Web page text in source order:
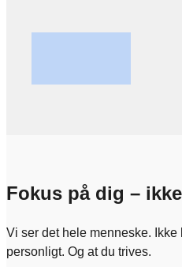
Fokus på dig –
Vi ser det hele menneske.
personligt. Og at du trives.